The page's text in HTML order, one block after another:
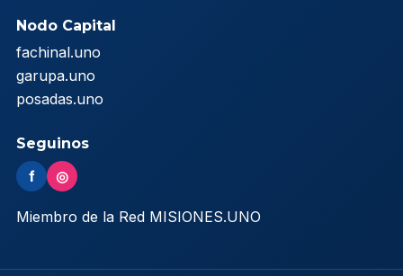
Nodo Capital
fachinal.uno
garupa.uno
posadas.uno
Seguinos
f ◎
Miembro de la Red MISIONES.UNO